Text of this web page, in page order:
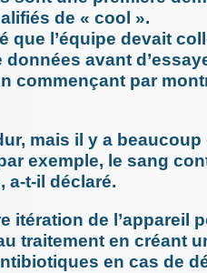
de « cool ».
que l’équipe devait
avant
commençant par
mais il y a
exemple, le sang
a-t-il déclaré.
itération de l’appareil
traitement en créant
en cas de